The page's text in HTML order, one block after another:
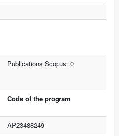
Publications Scopus: 0
Code of the program
AP23488249